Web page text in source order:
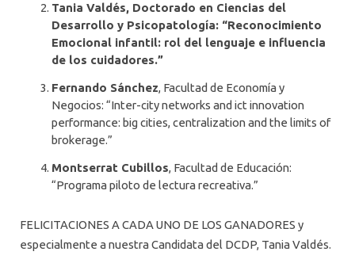
Tania Valdés, Doctorado en Ciencias del
Desarrollo y Psicopatología: “Reconocimiento
Emocional infantil: rol del lenguaje e influencia
de los cuidadores.”
Fernando Sánchez, Facultad de Economía y
Negocios: “Inter-city networks and ict innovation
performance: big cities, centralization and the limits of
brokerage.”
Montserrat Cubillos, Facultad de Educación:
“Programa piloto de lectura recreativa.”
FELICITACIONES A CADA UNO DE LOS GANADORES y
especialmente a nuestra Candidata del DCDP, Tania Valdés.